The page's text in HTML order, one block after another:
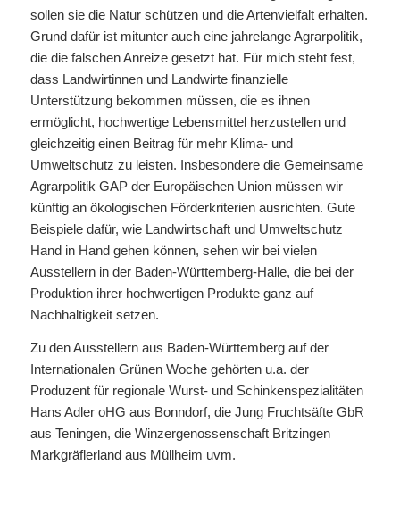
sollen sie die Natur schützen und die Artenvielfalt erhalten.
Grund dafür ist mitunter auch eine jahrelange Agrarpolitik,
die die falschen Anreize gesetzt hat. Für mich steht fest,
dass Landwirtinnen und Landwirte finanzielle
Unterstützung bekommen müssen, die es ihnen
ermöglicht, hochwertige Lebensmittel herzustellen und
gleichzeitig einen Beitrag für mehr Klima- und
Umweltschutz zu leisten. Insbesondere die Gemeinsame
Agrarpolitik GAP der Europäischen Union müssen wir
künftig an ökologischen Förderkriterien ausrichten. Gute
Beispiele dafür, wie Landwirtschaft und Umweltschutz
Hand in Hand gehen können, sehen wir bei vielen
Ausstellern in der Baden-Württemberg-Halle, die bei der
Produktion ihrer hochwertigen Produkte ganz auf
Nachhaltigkeit setzen.
Zu den Ausstellern aus Baden-Württemberg auf der
Internationalen Grünen Woche gehörten u.a. der
Produzent für regionale Wurst- und Schinkenspezialitäten
Hans Adler oHG aus Bonndorf, die Jung Fruchtsäfte GbR
aus Teningen, die Winzergenossenschaft Britzingen
Markgräflerland aus Müllheim uvm.